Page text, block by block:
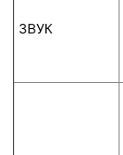
ЗВУК